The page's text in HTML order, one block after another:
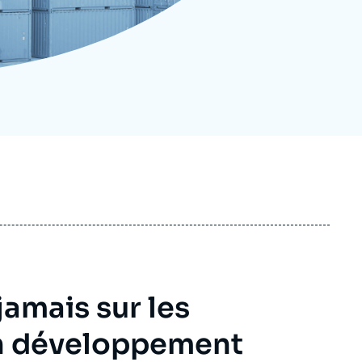
de référence
- Défense
sur les
développement